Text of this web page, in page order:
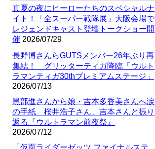
真夏の夜にヒーローたちのスペシャルナ
イト！「全スーパー戦隊展」大阪会場で
レジェンドキャスト登壇トークショー開
催 2026/07/29
長野博さんらGUTSメンバー26年ぶり再
集結！ グリッターティガ降臨「ウルト
ラマンティガ30thプレミアムステージ」
2026/07/13
黒部進さんから娘・吉本多香美さんへ涙
の手紙 桜井浩子さん、吉本さんと振り
返る『ウルトラマン前夜祭』
2026/07/12
「仮面ライダーゼッツ ファイナルステ